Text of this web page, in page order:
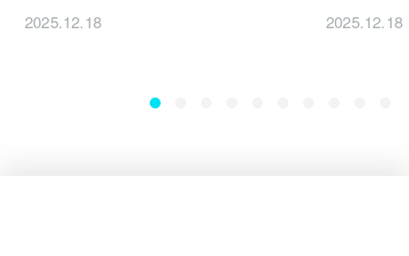
2025.12.18 2025.12.18